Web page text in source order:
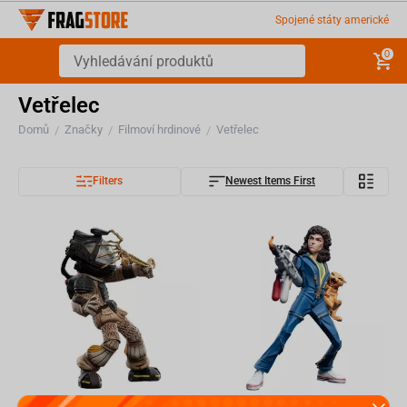
Spojené státy americké
0
Vetřelec
Domů / Značky / Filmoví hrdinové / Vetřelec
Filters Newest Items First